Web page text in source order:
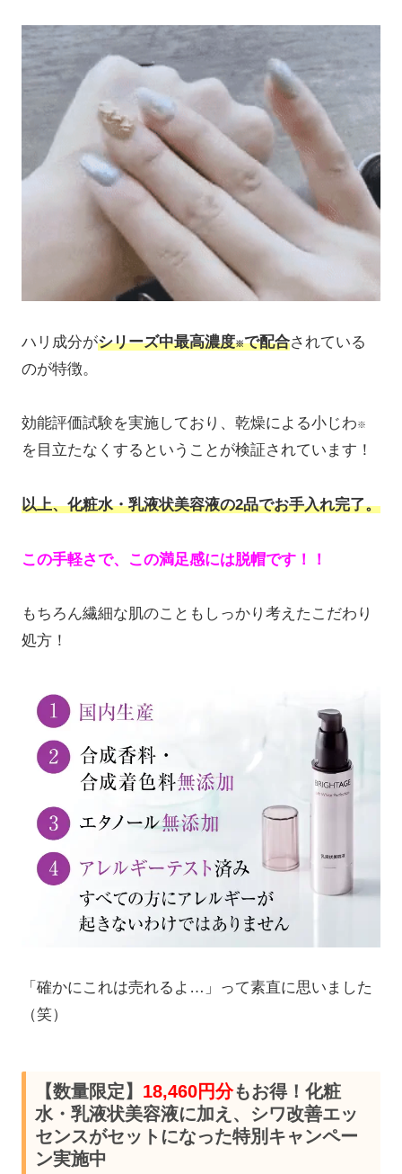
ハリ成分がシリーズ中最高濃度※で配合されている
のが特徴。
効能評価試験を実施しており、乾燥による小じわ※
を目立たなくするということが検証されています！
以上、化粧水・乳液状美容液の2品でお手入れ完了。
この手軽さで、この満足感には脱帽です！！
もちろん繊細な肌のこともしっかり考えたこだわり
処方！
「確かにこれは売れるよ…」って素直に思いました
（笑）
【数量限定】 18,460円分もお得！化粧
水・乳液状美容液に加え、シワ改善エッ
センスがセットになった特別キャンペー
ン実施中